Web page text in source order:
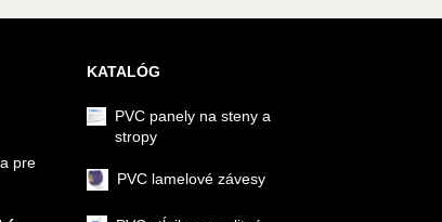
pre
KATALÓG
PVC panely na steny a
stropy
PVC lamelové závesy